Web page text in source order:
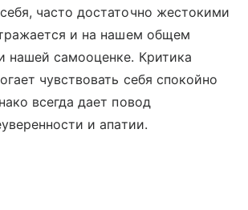
часто достаточно жестокими
и на нашем общем
нашей самооценке. Критика
чувствовать себя спокойно
всегда дает повод
и апатии.